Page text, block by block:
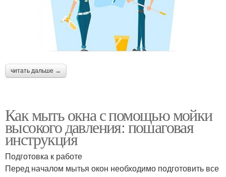
читать дальше →
Как мыть окна с помощью мойки
высокого давления: пошаговая
инструкция
Подготовка к работе
Перед началом мытья окон необходимо подготовить все